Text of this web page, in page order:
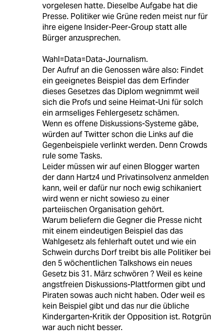
vorgelesen hatte. Dieselbe Aufgabe hat die
Presse. Politiker wie Grüne reden meist nur für
ihre eigene Insider-Peer-Group statt alle
Bürger anzusprechen.
Wahl=Data=Data-Journalism.
Der Aufruf an die Genossen wäre also: Findet
ein geeignetes Beispiel das dem Erfinder
dieses Gesetzes das Diplom wegnimmt weil
sich die Profs und seine Heimat-Uni für solch
ein armseliges Fehlergesetz schämen.
Wenn es offene Diskussions-Systeme gäbe,
würden auf Twitter schon die Links auf die
Gegenbeispiele verlinkt werden. Denn Crowds
rule some Tasks.
Leider müssen wir auf einen Blogger warten
der dann Hartz4 und Privatinsolvenz anmelden
kann, weil er dafür nur noch ewig schikaniert
wird wenn er nicht sowieso zu einer
parteiischen Organisation gehört.
Warum beliefern die Gegner die Presse nicht
mit einem eindeutigen Beispiel das das
Wahlgesetz als fehlerhaft outet und wie ein
Schwein durchs Dorf treibt bis alle Politiker bei
den 5 wöchentlichen Talkshows ein neues
Gesetz bis 31. März schwören ? Weil es keine
angstfreien Diskussions-Plattformen gibt und
Piraten sowas auch nicht haben. Oder weil es
kein Beispiel gibt und das nur die übliche
Kindergarten-Kritik der Opposition ist. Rotgrün
war auch nicht besser.